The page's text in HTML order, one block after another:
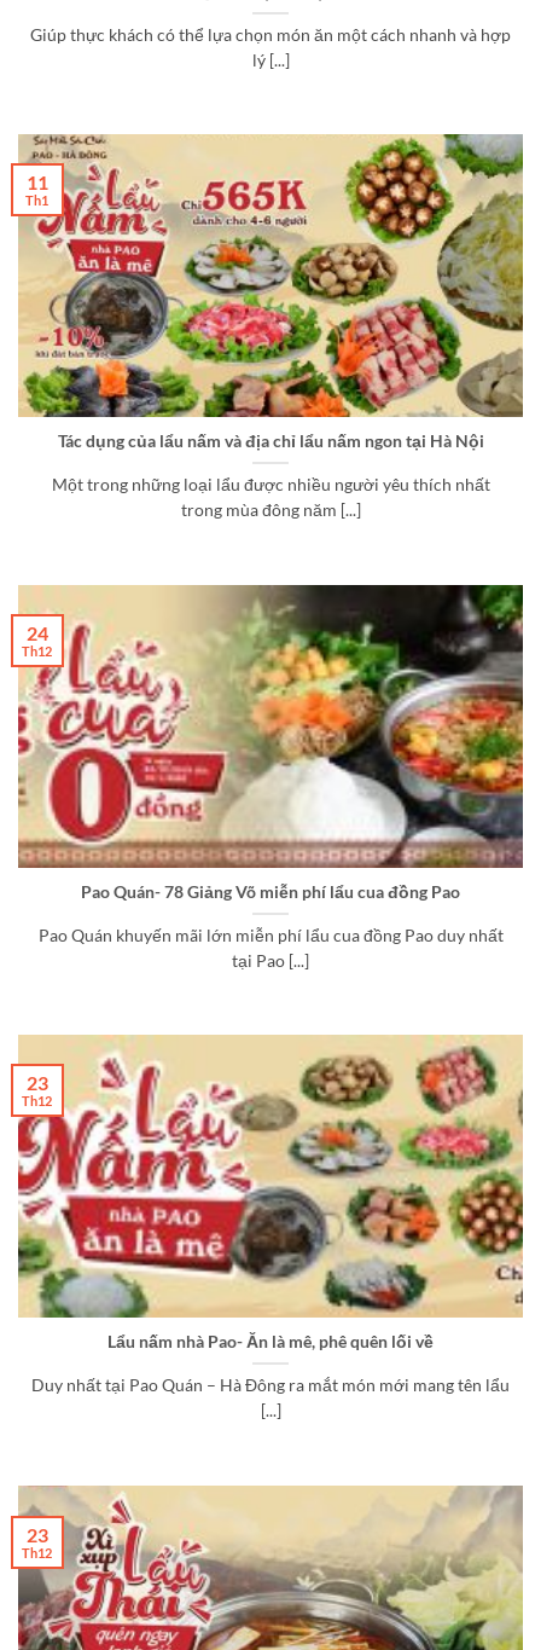
Giúp thực khách có thể lựa chọn món ăn một cách nhanh và hợp
lý [...]
Tác dụng của lẩu nấm và địa chỉ lẩu nấm ngon tại Hà Nội
Một trong những loại lẩu được nhiều người yêu thích nhất
trong mùa đông năm [...]
11
Th1
Pao Quán- 78 Giảng Võ miễn phí lẩu cua đồng Pao
Pao Quán khuyến mãi lớn miễn phí lẩu cua đồng Pao duy nhất
tại Pao [...]
24
Th12
Lẩu nấm nhà Pao- Ăn là mê, phê quên lối về
Duy nhất tại Pao Quán – Hà Đông ra mắt món mới mang tên lẩu
[...]
23
Th12
23
Th12